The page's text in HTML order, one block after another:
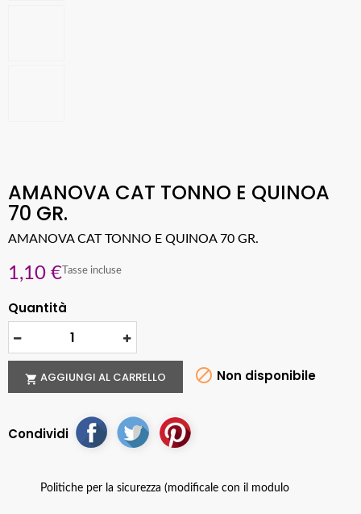
AMANOVA CAT TONNO E QUINOA
70 GR.
AMANOVA CAT TONNO E QUINOA 70 GR.
1,10 € Tasse incluse
Quantità
 AGGIUNGI AL CARRELLO  Non disponibile
Condividi
Politiche per la sicurezza (modificale con il modulo